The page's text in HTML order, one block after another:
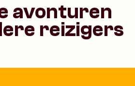
avonturen
reizigers